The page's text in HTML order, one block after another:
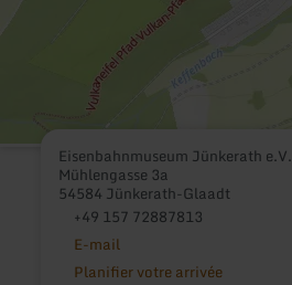
Eisenbahnmuseum Jünkerath e.V.
Mühlengasse 3a
54584 Jünkerath-Glaadt
+49 157 72887813
E-mail
Planifier votre arrivée